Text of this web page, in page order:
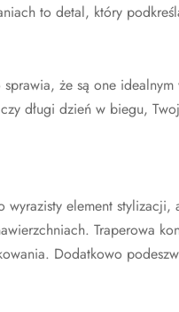
to detal, który
że są one
długi dzień w biegu,
element stylizacji,
Traperowa
Dodatkowo